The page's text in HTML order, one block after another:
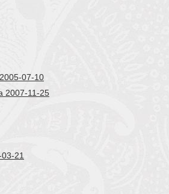
07-10
2007-11-25
21